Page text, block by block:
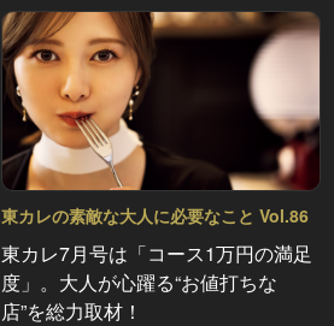
東カレの素敵な大人に必要なこと Vol.86
東カレ7月号は「コース1万円の満足
度」。大人が心躍る“お値打ちな
店”を総力取材！